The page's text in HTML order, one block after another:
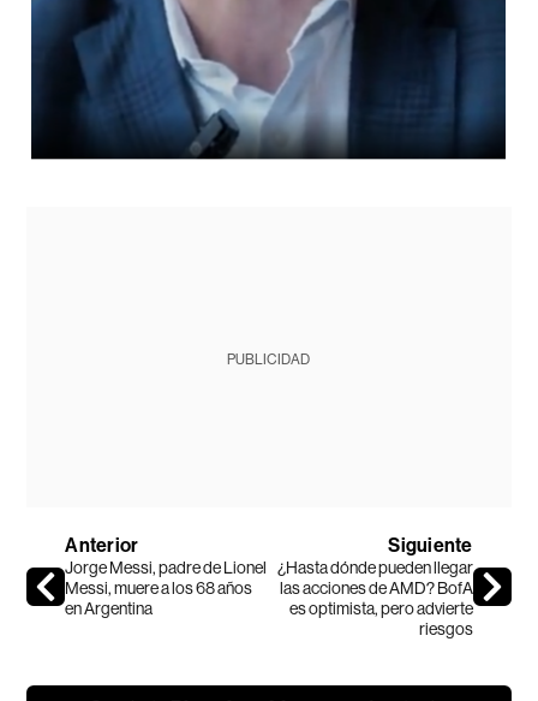
PUBLICIDAD
Anterior
Jorge Messi, padre de Lionel
Messi, muere a los 68 años
en Argentina
Siguiente
¿Hasta dónde pueden llegar
las acciones de AMD? BofA
es optimista, pero advierte
riesgos